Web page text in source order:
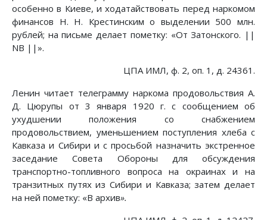
особенно в Киеве, и ходатайствовать перед наркомом
финансов Н. Н. Крестинским о выделении 500 млн.
рублей; на письме делает пометку: «От Затонского. ||
NB ||».
ЦПА ИМЛ, ф. 2, оп. 1, д. 24361.
Ленин читает телеграмму наркома продовольствия А.
Д. Цюрупы от 3 января 1920 г. с сообщением об
ухудшении положения со снабжением
продовольствием, уменьшением поступления хлеба с
Кавказа и Сибири и с просьбой назначить экстренное
заседание Совета Обороны для обсуждения
транспортно-топливного вопроса на окраинах и на
транзитных путях из Сибири и Кавказа; затем делает
на ней пометку: «В архив».